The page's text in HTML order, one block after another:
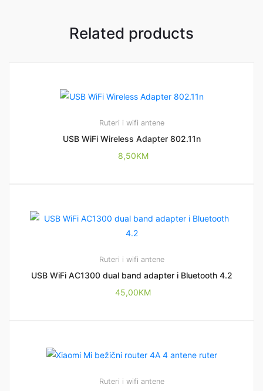
Related products
Ruteri i wifi antene
USB WiFi Wireless Adapter 802.11n
8,50KM
Ruteri i wifi antene
USB WiFi AC1300 dual band adapter i Bluetooth 4.2
45,00KM
Ruteri i wifi antene